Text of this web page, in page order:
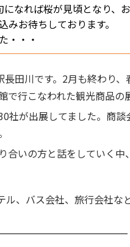
になれば桜が見頃となり、
みお待ちしております。
・・・
長田川です。2月も終わり
で行こなわれた観光商品の
社が出展してました。商
合いの方と話をしていく中
ル、バス会社、旅行会社な